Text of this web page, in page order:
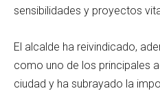
sensibilidades y proyectos
El alcalde ha reivindicado,
como uno de los principales
ciudad y ha subrayado la